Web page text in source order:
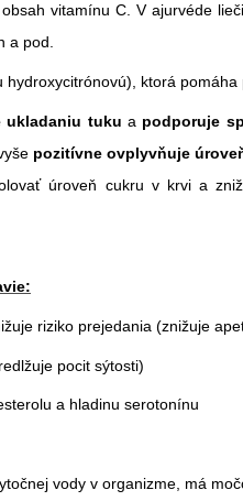
vitamínu C. V ajurvéde
a pod.
hydroxycitrónovú), ktorá
ukladaniu tuku a podporuje
pozitívne ovplyvňuje
úroveň cukru v krvi a
riziko prejedania (znižuje
pocit sýtosti)
a hladinu serotonínu
vody v organizme, má